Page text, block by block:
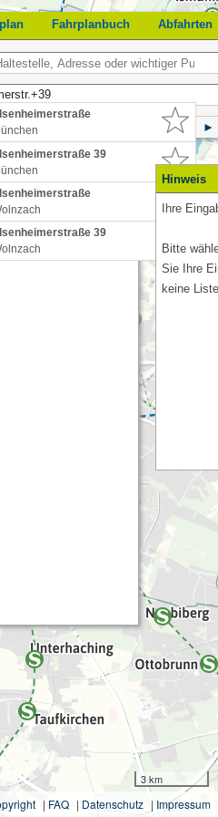
3 km
| FAQ | Datenschutz | Impressum
Fahrplanbuch Abfahrten
Hinweis
Ihre
Bitte
Sie Ihre
keine
werden.
39
39